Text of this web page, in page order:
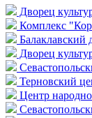
Дворец
Комплекс
Балаклавский
Дворец
Терновский
Центр